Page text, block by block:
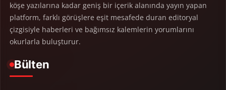
köşe yazılarına kadar geniş bir içerik alanında yayın yapan
platform, farklı görüşlere eşit mesafede duran editoryal
çizgisiyle haberleri ve bağımsız kalemlerin yorumlarını
okurlarla buluşturur.
Bülten